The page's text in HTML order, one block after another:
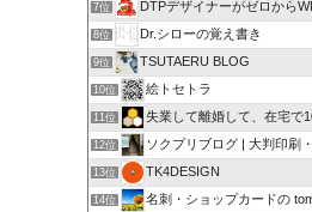
7位 DTPデザイナーがゼロから
8位 Dr.シローの覚え書き
9位 TSUTAERU BLOG
10位 絵トセトラ
11位 失業して離婚して、在宅で
12位 ソクプリブログ | 大判印刷
13位 TK4DESIGN
14位 名刺・ショップカードの